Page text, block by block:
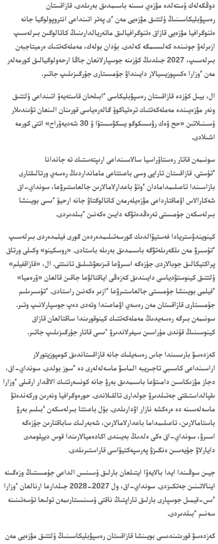
دوڭگەلەك ۇستەلدە مۋزەي ىسىنە باسىمدىق بەرىلدى. قازاقستان
رەسپۋبليكاسىنىڭ ۇلتتىق مۋزەيى مەن ءى پەتر اتىنداعى انتروپولوگيا جانە
ەتنوگرافيا مۋزەيى قازاق ەتنوگرافيالىق ماتەريالدارىنىڭ كاتالوگىن بىرلەسىپ
ازىرلەۋ جونىندە كەلىسىمگە كەلدى. بۇدان بولەك، مەملەكەتتىك ەرميتاجبەن
بىرلەسىپ، 2027 جىلدىڭ كۇزىنە جوسپارلانعان جاڭا ارحەولوگيالىق كورمەلەر
مەن ءوزارا ەكسپوزيسيالار دايىنداۋ جۇمىستارى جۇرگىزىلىپ جاتىر.
ال، بيىل كۇزدە قازاقستان رەسپۋبليكاسى ءابىلحان قاستەيەۆ اتىنداعى ۇلتتىق
ونەر مۋزەيىندە مەملەكەتتىك ترەتياكوۆ گالەرەياسى قورىنان الىنعان تۋىندىلار
ۇسىنىلاتىن «حح ۆەك رۋسسكوگو يسكۋسستۆا ۆ 30 شەديەۆراح» اتتى كورمە
اشىلادى.
سونىمەن قاتار رەستاۆراسيا سالاسىنداعى ارىپتەستىك تە جاندانا
ءتۇستى. قازاقستان تاراپى وسى باعىتتاعى مامانداردىڭ رەسەي ورتالىقتارى
بازاسىندا تاعىلىمدامادان ءوتۋ باعدارلامالارىن جالعاستىرۋعا، سونداي-اق
شەكارالاس اۋماقتارداعى مۋزەيلەرمەن كاتالوگتاۋ جانە ارحيۆ ءىسى بويىنشا
بىرلەسكەن جۇمىستى تەرەڭدەتۋگە دايىن ەكەنىن ءبىلدىردى.
كينويندۋستريادا فەستيۆالدىك كورسەتىلىمدەردەن گورى فيلمدەردى بىرلەسىپ
ءتۇسىرۋ مەن ىلگەرىلەتۋگە باسىمدىق بەرىلە باستادى. «روسكينو» وكىلى ورتاق
پراكتيكالىق جوبالاردى جۇزەگە اسىرۋعا قىزىعۋشىلىق تانىتتى. ال، «قازاقفيلم»
ۇلتتىق كينوستۋدياسى دايىندىق كەزەڭى اياقتالۋعا جاقىن قالعان «ۆرەميا»
ءفيلمى بويىنشا جۇمىستى جالعاستىرۋعا ءازىر ەكەنىن راستادى. ءتۇسىرىلىم
جۇمىستارى قازاقستان مەن رەسەي اۋماعىندا وتەدى دەپ جوسپارلانىپ وتىر.
سونىمەن بىرگە رەسەيدىڭ مەملەكەتتىك كينوقورىندا ساقتالعان قازاق
كينوسىنىڭ قۇندى مۇراسىن سيفرلاندىرۋ ءىسى قاتار جۇرگىزىلىپ جاتىر.
كەزدەسۋ بارىسىندا جاس رەسەيلىك جانە قازاقستاندىق كومپوزيتورلار
اراسىنداعى كاسىبي تاجىريبە الماسۋ ماسەلەلەرى دە ءسوز بولدى. سونداي-اق،
دجاز مۋزىكاسىن دامىتۋعا باسىمدىق بەرۋ جانە كونسەرتتىك الاڭدار ارقىلى ءوزارا
ىقپالداستىقتى جەتىلدىرۋ جولدارى تالقىلاندى. حورەوگرافيا ونەرىن وركەندەتۋ
ماسەلەسىنە دە ەرەكشە نازار اۋدارىلدى. بۇل باعىتتا بىرلەسكەن ءبىلىم بەرۋ
باستامالارىن، تاعىلىمداما باعدارلامالارىن، شەبەرلىك ساباقتارىن جۇزەگە
اسىرۋ، سونداي-اق ەكى ەلدىڭ بەيىندى اكادەميالارىندا قوس ديپلومدى
دايارلاۋ جۇيەسىن ەنگىزۋ پەرسپەكتيۆاسى قاراستىرىلدى.
جيىن سوڭىندا ايدا بالايەۆا ايتىلعان بارلىق ۇسىنىس الداعى جۇمىستىڭ وزەگىنە
اينالاتىنىن جەتكىزدى. سونداي-اق، ول 2027-2028 جىلدارعا ارنالعان ءوزارا
ءىس-قيمىل جوسپارى بارلىق تاراپتىڭ ناقتى ۇسىنىستارىمەن تولىعا تۇسەتىنىنە
سەنىم ءبىلدىردى.
كەزدەسۋ قورىتىندىسى بويىنشا قازاقستان رەسپۋبليكاسىنىڭ ۇلتتىق مۋزەيى مەن